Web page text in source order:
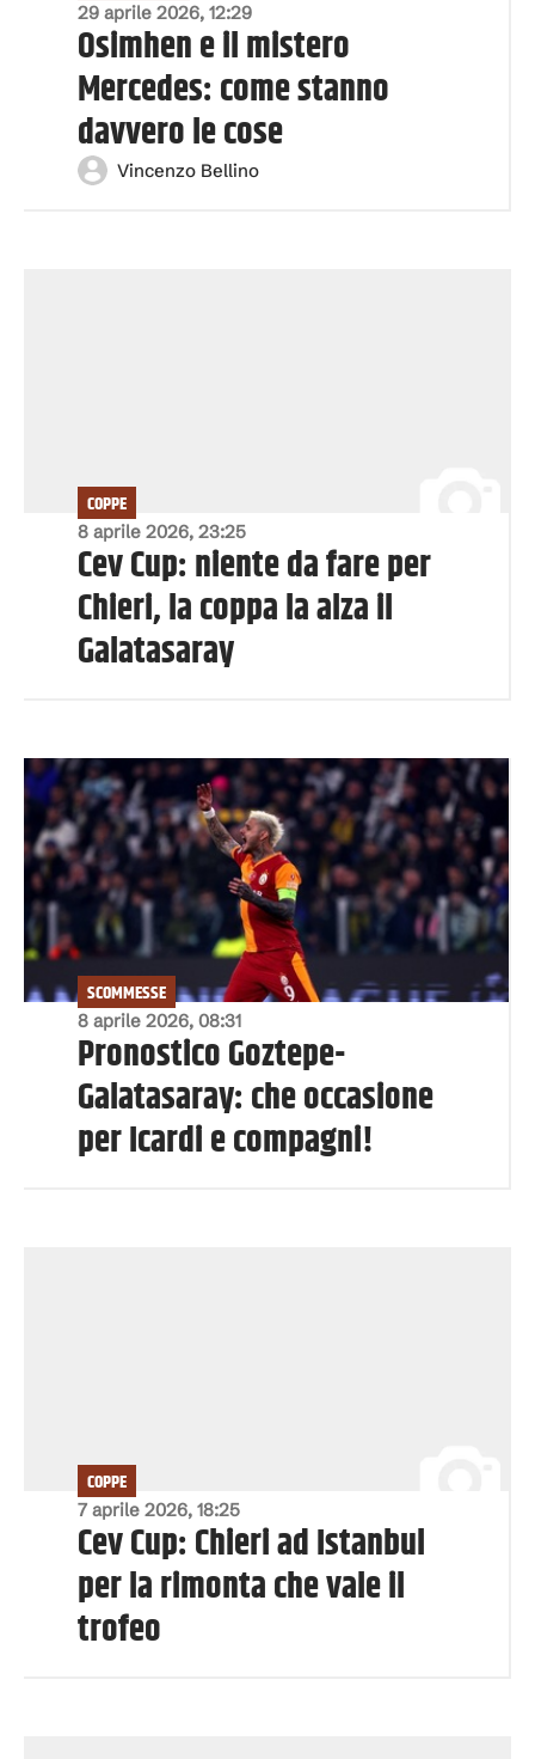
29 aprile 2026, 12:29
Osimhen e il mistero
Mercedes: come stanno
davvero le cose
Vincenzo Bellino
8 aprile 2026, 23:25
COPPE
Cev Cup: niente da fare per
Chieri, la coppa la alza il
Galatasaray
8 aprile 2026, 08:31
SCOMMESSE
Pronostico Goztepe-
Galatasaray: che occasione
per Icardi e compagni!
7 aprile 2026, 18:25
COPPE
Cev Cup: Chieri ad Istanbul
per la rimonta che vale il
trofeo